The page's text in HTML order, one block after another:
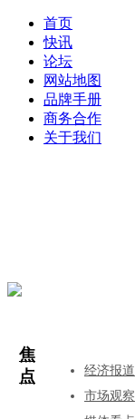
首页
快讯
论坛
网站地图
品牌手册
商务合作
关于我们
焦
点
经济报道
市场观察